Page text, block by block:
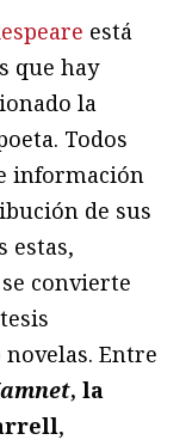
está
que hay
la
Todos
información
de sus
estas,
convierte
Entre
, la
,